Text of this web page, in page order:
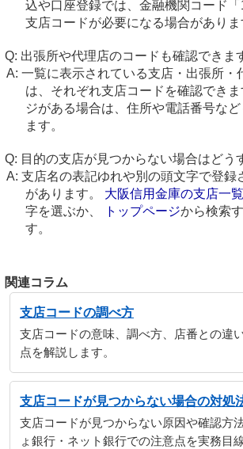
込や口座登録では、金融機関コード
支店コードが必要になる場合がありま
出張所や代理店のコードも確認できま
一覧に表示されている支店・出張所・
は、それぞれ支店コードを確認でき
ジがある場合は、住所や電話番号な
ます。
目的の支店が見つからない場合はどう
支店名の表記ゆれや別の頭文字で登録
があります。 大阪信用金庫の支店一
字を選ぶか、
トップページから検索
す。
関連コラム
支店コードの調べ方
支店コードの意味、調べ方、店番との違
点を解説します。
支店コードが見つからない場合の対処
支店コードが見つからない原因や確認方
ょ銀行・ネット銀行での注意点を実務目